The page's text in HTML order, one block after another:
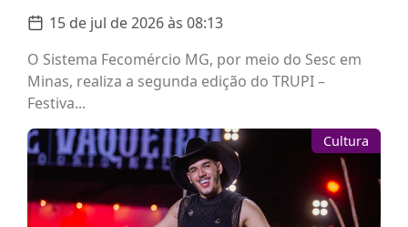
15 de jul de 2026 às 08:13
O Sistema Fecomércio MG, por meio do Sesc em
Minas, realiza a segunda edição do TRUPI –
Festiva...
Cultura